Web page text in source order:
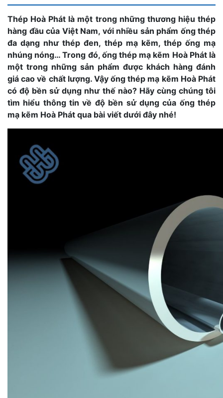
Thép Hoà Phát là một trong những thương hiệu thép
hàng đầu của Việt Nam, với nhiều sản phẩm ống thép
đa dạng như thép đen, thép mạ kẽm, thép ống mạ
nhúng nóng… Trong đó, ống thép mạ kẽm Hoà Phát là
một trong những sản phẩm được khách hàng đánh
giá cao về chất lượng. Vậy ống thép mạ kẽm Hoà Phát
có độ bền sử dụng như thế nào? Hãy cùng chúng tôi
tìm hiểu thông tin về độ bền sử dụng của ống thép
mạ kẽm Hoà Phát qua bài viết dưới đây nhé!